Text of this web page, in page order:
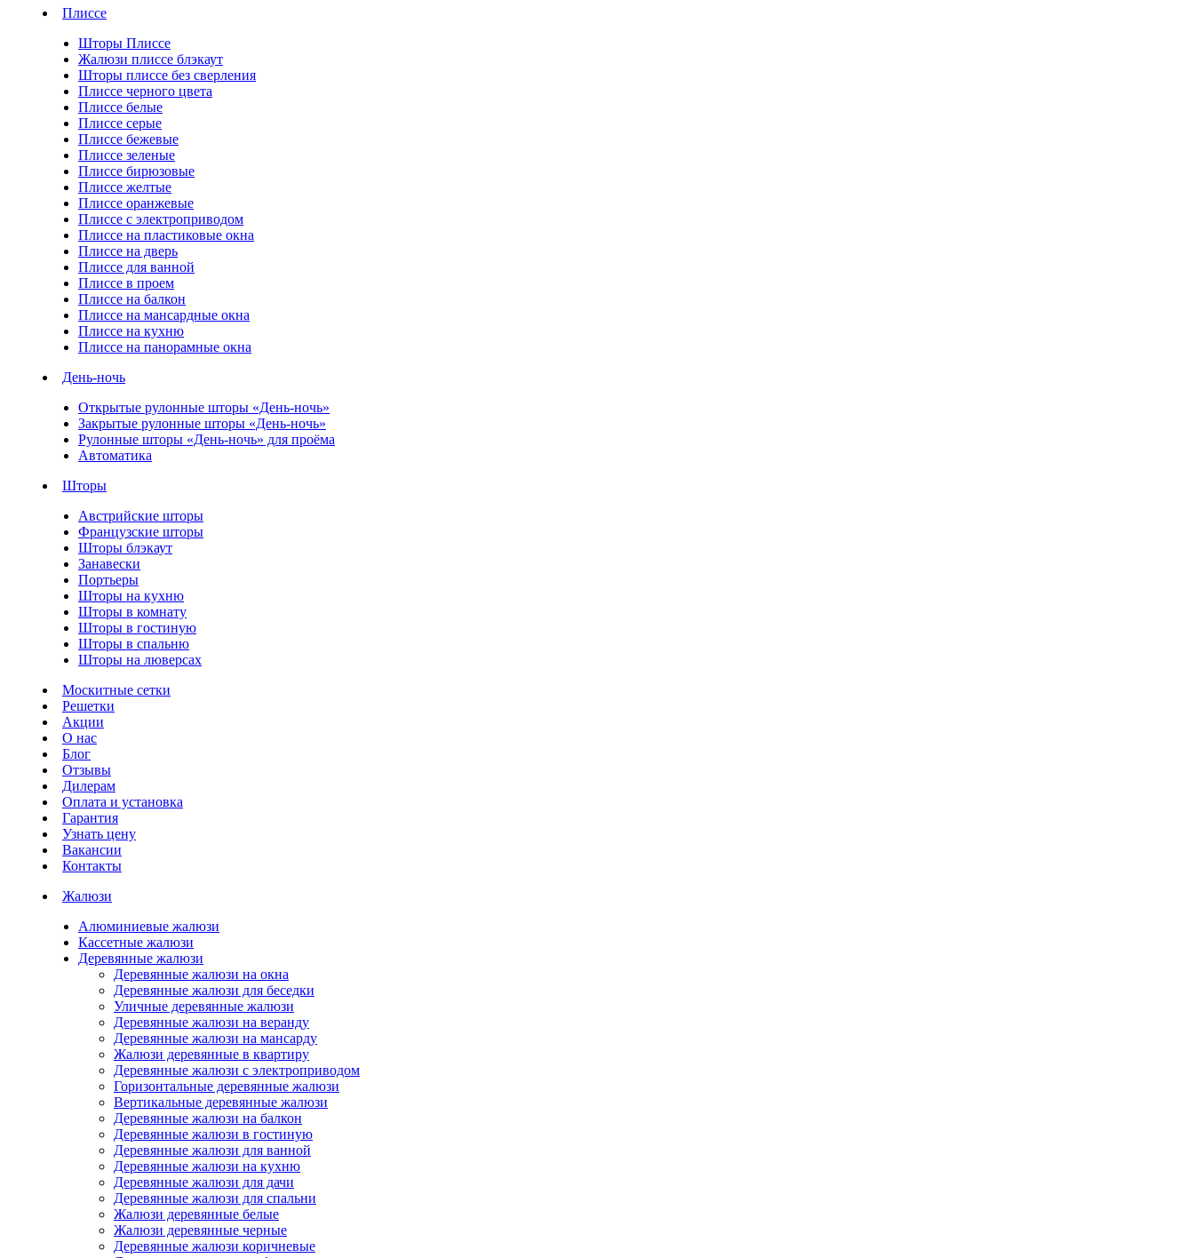
Плиссе
Шторы Плиссе
Жалюзи плиссе блэкаут
Шторы плиссе без сверления
Плиссе черного цвета
Плиссе белые
Плиссе серые
Плиссе бежевые
Плиссе зеленые
Плиссе бирюзовые
Плиссе желтые
Плиссе оранжевые
Плиссе с электроприводом
Плиссе на пластиковые окна
Плиссе на дверь
Плиссе для ванной
Плиссе в проем
Плиссе на балкон
Плиссе на мансардные окна
Плиссе на кухню
Плиссе на панорамные окна
День-ночь
Открытые рулонные шторы «День-ночь»
Закрытые рулонные шторы «День-ночь»
Рулонные шторы «День-ночь» для проёма
Автоматика
Шторы
Австрийские шторы
Французские шторы
Шторы блэкаут
Занавески
Портьеры
Шторы на кухню
Шторы в комнату
Шторы в гостиную
Шторы в спальню
Шторы на люверсах
Москитные сетки
Решетки
Акции
О нас
Блог
Отзывы
Дилерам
Оплата и установка
Гарантия
Узнать цену
Вакансии
Контакты
Жалюзи
Алюминиевые жалюзи
Кассетные жалюзи
Деревянные жалюзи
Деревянные жалюзи на окна
Деревянные жалюзи для беседки
Уличные деревянные жалюзи
Деревянные жалюзи на веранду
Деревянные жалюзи на мансарду
Жалюзи деревянные в квартиру
Деревянные жалюзи с электроприводом
Горизонтальные деревянные жалюзи
Вертикальные деревянные жалюзи
Деревянные жалюзи на балкон
Деревянные жалюзи в гостиную
Деревянные жалюзи для ванной
Деревянные жалюзи на кухню
Деревянные жалюзи для дачи
Деревянные жалюзи для спальни
Жалюзи деревянные белые
Жалюзи деревянные черные
Деревянные жалюзи коричневые